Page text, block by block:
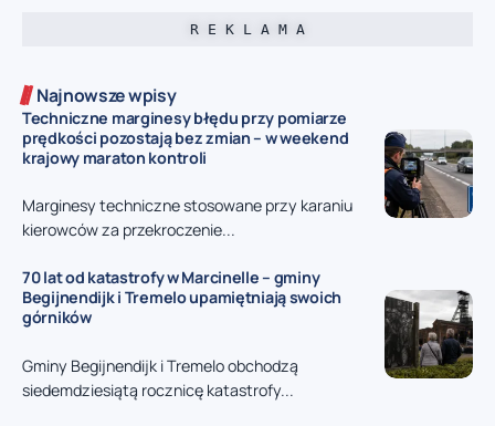
R E K L A M A
Najnowsze wpisy
Techniczne marginesy błędu przy pomiarze
prędkości pozostają bez zmian – w weekend
krajowy maraton kontroli
Marginesy techniczne stosowane przy karaniu
kierowców za przekroczenie...
70 lat od katastrofy w Marcinelle – gminy
Begijnendijk i Tremelo upamiętniają swoich
górników
Gminy Begijnendijk i Tremelo obchodzą
siedemdziesiątą rocznicę katastrofy...